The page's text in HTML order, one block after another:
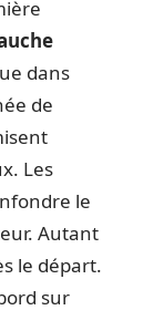
dans
de
Les
le
Autant
le départ.
sur